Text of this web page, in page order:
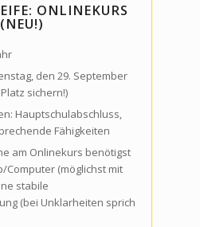
ONLINEKURS
(NEU!)
den 29. September
sichern!)
Hauptschulabschluss,
Fähigkeiten
am Onlinekurs benötigst
Computer (möglichst mit
stabile
(bei Unklarheiten sprich